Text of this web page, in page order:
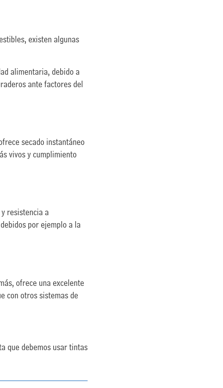
existen algunas
alimentaria, debido a
ante factores del
secado instantáneo
vivos y cumplimiento
resistencia a
por ejemplo a la
ofrece una excelente
con otros sistemas de
que debemos usar tintas